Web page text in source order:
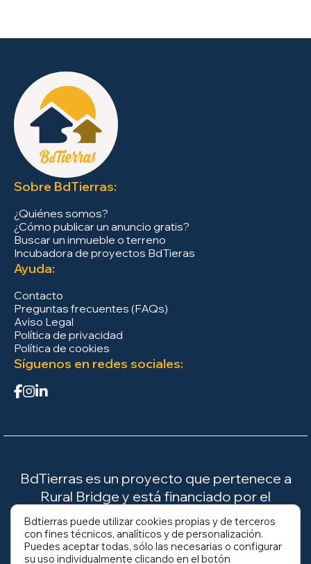
Sobre BdTierras:
¿Quiénes somos?
¿Cómo publicar un anuncio gratis?
Buscar un inmueble o terreno
Incubadora de proyectos BdTieras
Ayuda:
Contacto
Preguntas frecuentes (FAQs)
Aviso Legal
Política de privacidad
Política de cookies
Síguenos en redes sociales:
BdTierras es un proyecto que pertenece a
Rural Bridge y está financiado por el
Ministerio para la Transición Ecológica y el
Reto Demográfico (MITECO).
Bdtierras puede utilizar cookies propias y de terceros
con fines técnicos, analíticos y de personalización.
Puedes aceptar todas, sólo las necesarias o configurar
su uso individualmente clicando en el botón